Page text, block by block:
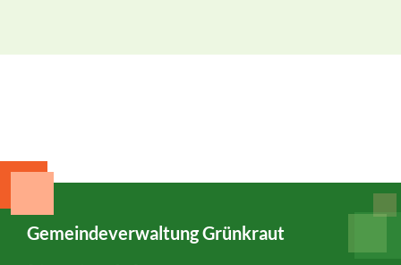
Gemeindeverwaltung Grünkraut